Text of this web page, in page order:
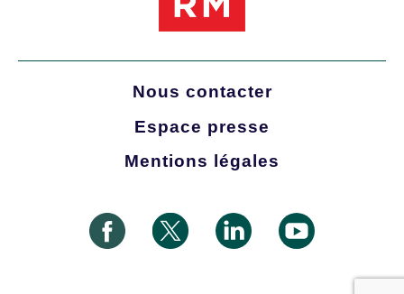
Nous contacter
Espace presse
Mentions légales